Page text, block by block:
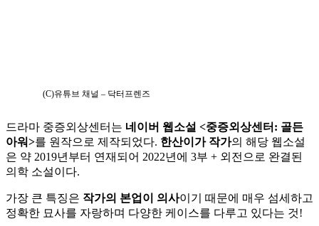
(C)유튜브 채널 – 닥터프렌즈
드라마 중증외상센터는 네이버 웹소설 <중증외상센터: 골든
아워>를 원작으로 제작되었다. 한산이가 작가의 해당 웹소설
은 약 2019년부터 연재되어 2022년에 3부 + 외전으로 완결된
의학 소설이다.
가장 큰 특징은 작가의 본업이 의사이기 때문에 매우 섬세하고
정확한 묘사를 자랑하며 다양한 케이스를 다루고 있다는 것!